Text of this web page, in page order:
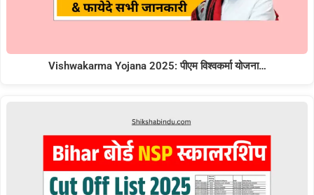
Vishwakarma Yojana 2025: पीएम विश्वकर्मा योजना…